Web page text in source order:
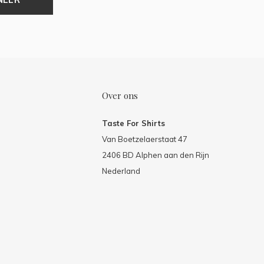
Over ons
Taste For Shirts
Van Boetzelaerstaat 47
2406 BD Alphen aan den Rijn
Nederland